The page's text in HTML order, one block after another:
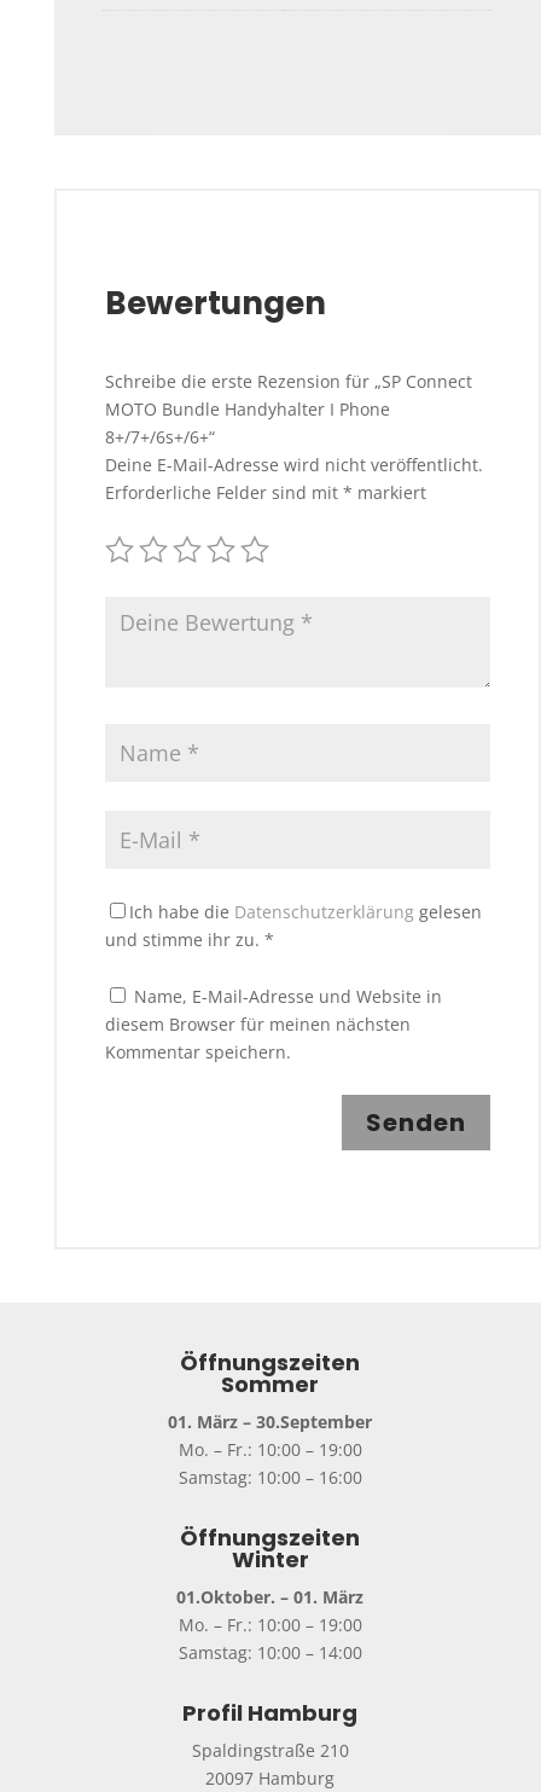
Bewertungen
Schreibe die erste Rezension für „SP Connect
MOTO Bundle Handyhalter I Phone
8+/7+/6s+/6+“
Deine E-Mail-Adresse wird nicht veröffentlicht.
Erforderliche Felder sind mit * markiert
Ich habe die Datenschutzerklärunggelesen
und stimme ihr zu. *
Name, E-Mail-Adresse und Website in
diesem Browser für meinen nächsten
Kommentar speichern.
Senden
Öffnungszeiten
Sommer
01. März – 30.September
Mo. – Fr.: 10:00 – 19:00
Samstag: 10:00 – 16:00
Öffnungszeiten
Winter
01.Oktober. – 01. März
Mo. – Fr.: 10:00 – 19:00
Samstag: 10:00 – 14:00
Profil Hamburg
Spaldingstraße 210
20097 Hamburg